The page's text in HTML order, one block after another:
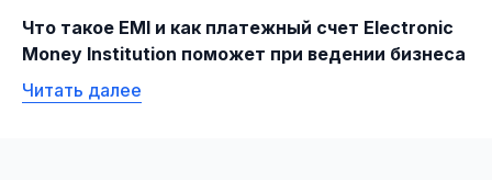
Что такое EMI и как платежный счет Electronic
Money Institution поможет при ведении бизнеса
Читать далее